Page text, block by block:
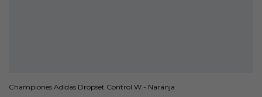
Championes Adidas Dropset Control W - Naranja